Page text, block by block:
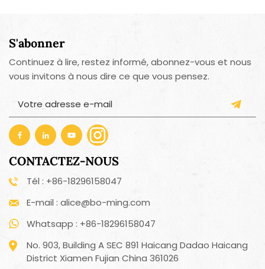
S'abonner
Continuez à lire, restez informé, abonnez-vous et nous
vous invitons à nous dire ce que vous pensez.
CONTACTEZ-NOUS
Tél : +86-18296158047
E-mail : alice@bo-ming.com
Whatsapp : +86-18296158047
No. 903, Building A SEC 891 Haicang Dadao Haicang
District Xiamen Fujian China 361026